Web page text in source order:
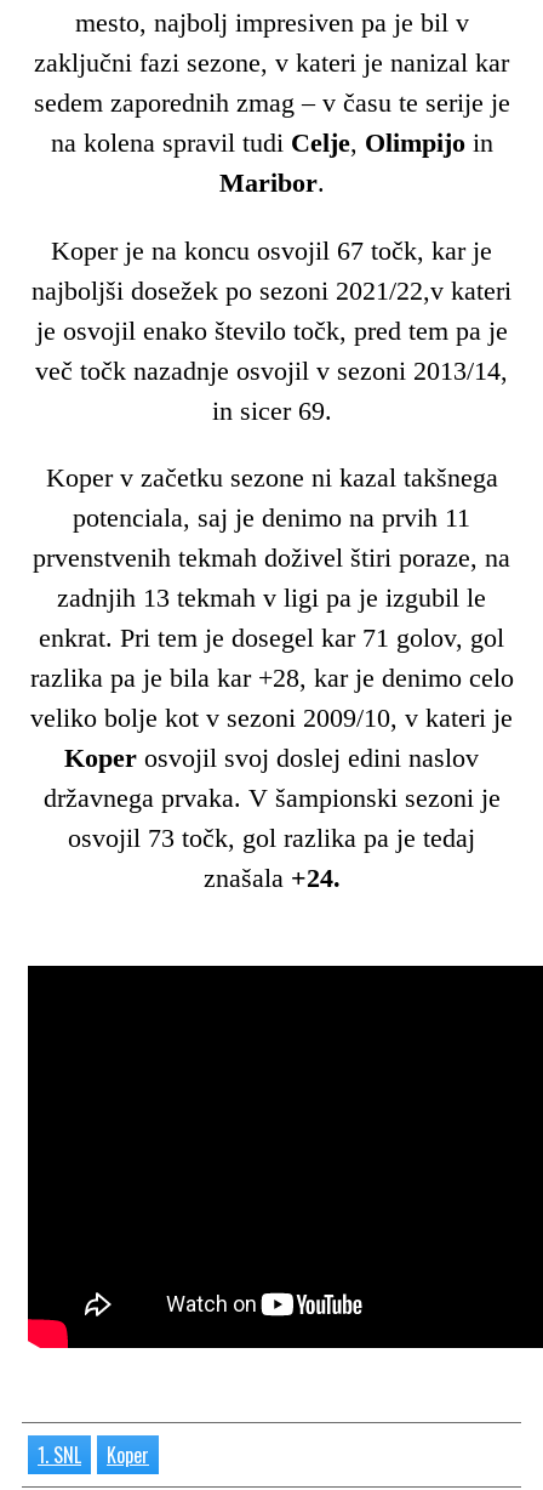
mesto, najbolj impresiven pa je bil v
zaključni fazi sezone, v kateri je nanizal kar
sedem zaporednih zmag – v času te serije je
na kolena spravil tudi Celje, Olimpijo in
Maribor.
Koper je na koncu osvojil 67 točk, kar je
najboljši dosežek po sezoni 2021/22,v kateri
je osvojil enako število točk, pred tem pa je
več točk nazadnje osvojil v sezoni 2013/14,
in sicer 69.
Koper v začetku sezone ni kazal takšnega
potenciala, saj je denimo na prvih 11
prvenstvenih tekmah doživel štiri poraze, na
zadnjih 13 tekmah v ligi pa je izgubil le
enkrat. Pri tem je dosegel kar 71 golov, gol
razlika pa je bila kar +28, kar je denimo celo
veliko bolje kot v sezoni 2009/10, v kateri je
Koper osvojil svoj doslej edini naslov
državnega prvaka. V šampionski sezoni je
osvojil 73 točk, gol razlika pa je tedaj
znašala +24.
1. SNL Koper